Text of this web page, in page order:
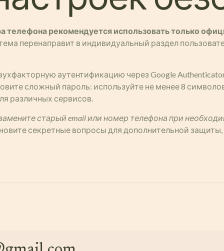
телефона рекомендуется использовать только
перенаправит в индивидуальный раздел
аутентификацию через Google
сложный пароль: используйте не менее 8
различных сервисов.
старый email или номер телефона при
секретные вопросы для дополнительной